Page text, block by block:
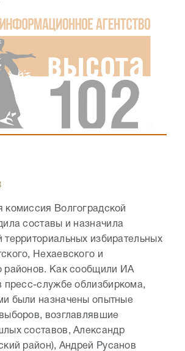
комиссия Волгоградской
составы и назначила
территориальных избирательных
Нехаевского и
районов. Как сообщили ИА
пресс-службе облизбиркома,
были назначены опытные
возглавлявшие
составов, Александр
район), Андрей Русанов